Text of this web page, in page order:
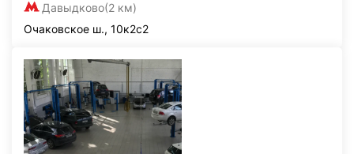
Давыдково(2 км)
Очаковское ш., 10к2с2